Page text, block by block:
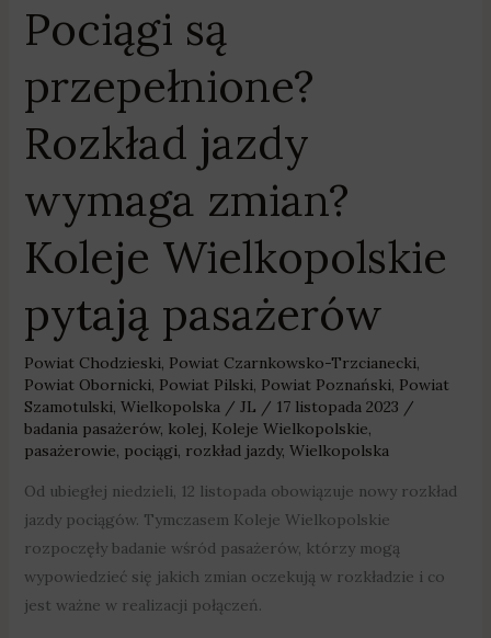
Pociągi są
przepełnione?
Rozkład jazdy
wymaga zmian?
Koleje Wielkopolskie
pytają pasażerów
Powiat Chodzieski, Powiat Czarnkowsko-Trzcianecki,
Powiat Obornicki, Powiat Pilski, Powiat Poznański, Powiat
Szamotulski, Wielkopolska/ JL / 17 listopada 2023 /
badania pasażerów, kolej, Koleje Wielkopolskie,
pasażerowie, pociągi, rozkład jazdy, Wielkopolska
Od ubiegłej niedzieli, 12 listopada obowiązuje nowy rozkład
jazdy pociągów. Tymczasem Koleje Wielkopolskie
rozpoczęły badanie wśród pasażerów, którzy mogą
wypowiedzieć się jakich zmian oczekują w rozkładzie i co
jest ważne w realizacji połączeń.